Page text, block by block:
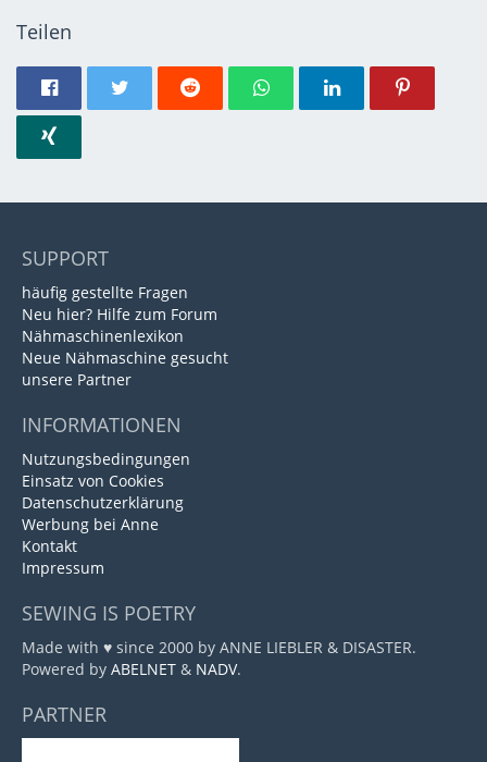
Teilen
SUPPORT
häufig gestellte Fragen
Neu hier? Hilfe zum Forum
Nähmaschinenlexikon
Neue Nähmaschine gesucht
unsere Partner
INFORMATIONEN
Nutzungsbedingungen
Einsatz von Cookies
Datenschutzerklärung
Werbung bei Anne
Kontakt
Impressum
SEWING IS POETRY
Made with ♥ since 2000 by ANNE LIEBLER & DISASTER.
Powered by ABELNET & NADV.
PARTNER